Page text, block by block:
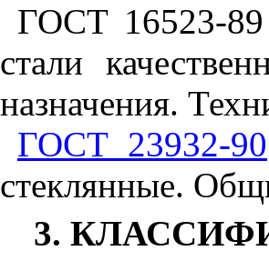
ГОСТ 16523-89
стали
назначения.
ГОСТ 23932-90
стеклянные.
3.